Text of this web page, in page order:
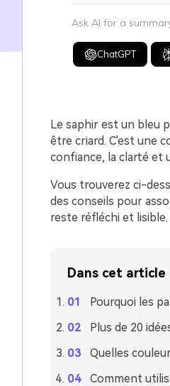
Ask AI for a
ChatGPT
Le saphir est un bleu
être criard. C'est une
confiance, la clarté et
Vous trouverez ci-
des conseils pour
reste réfléchi et lisible.
Dans cet article
Pourquoi les
Plus de 20
Quelles
Comment